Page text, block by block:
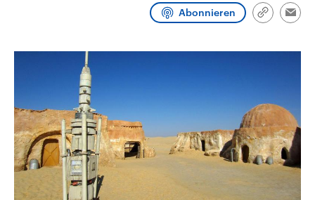
und Kandidaten der anstehenden Abonnieren
Link